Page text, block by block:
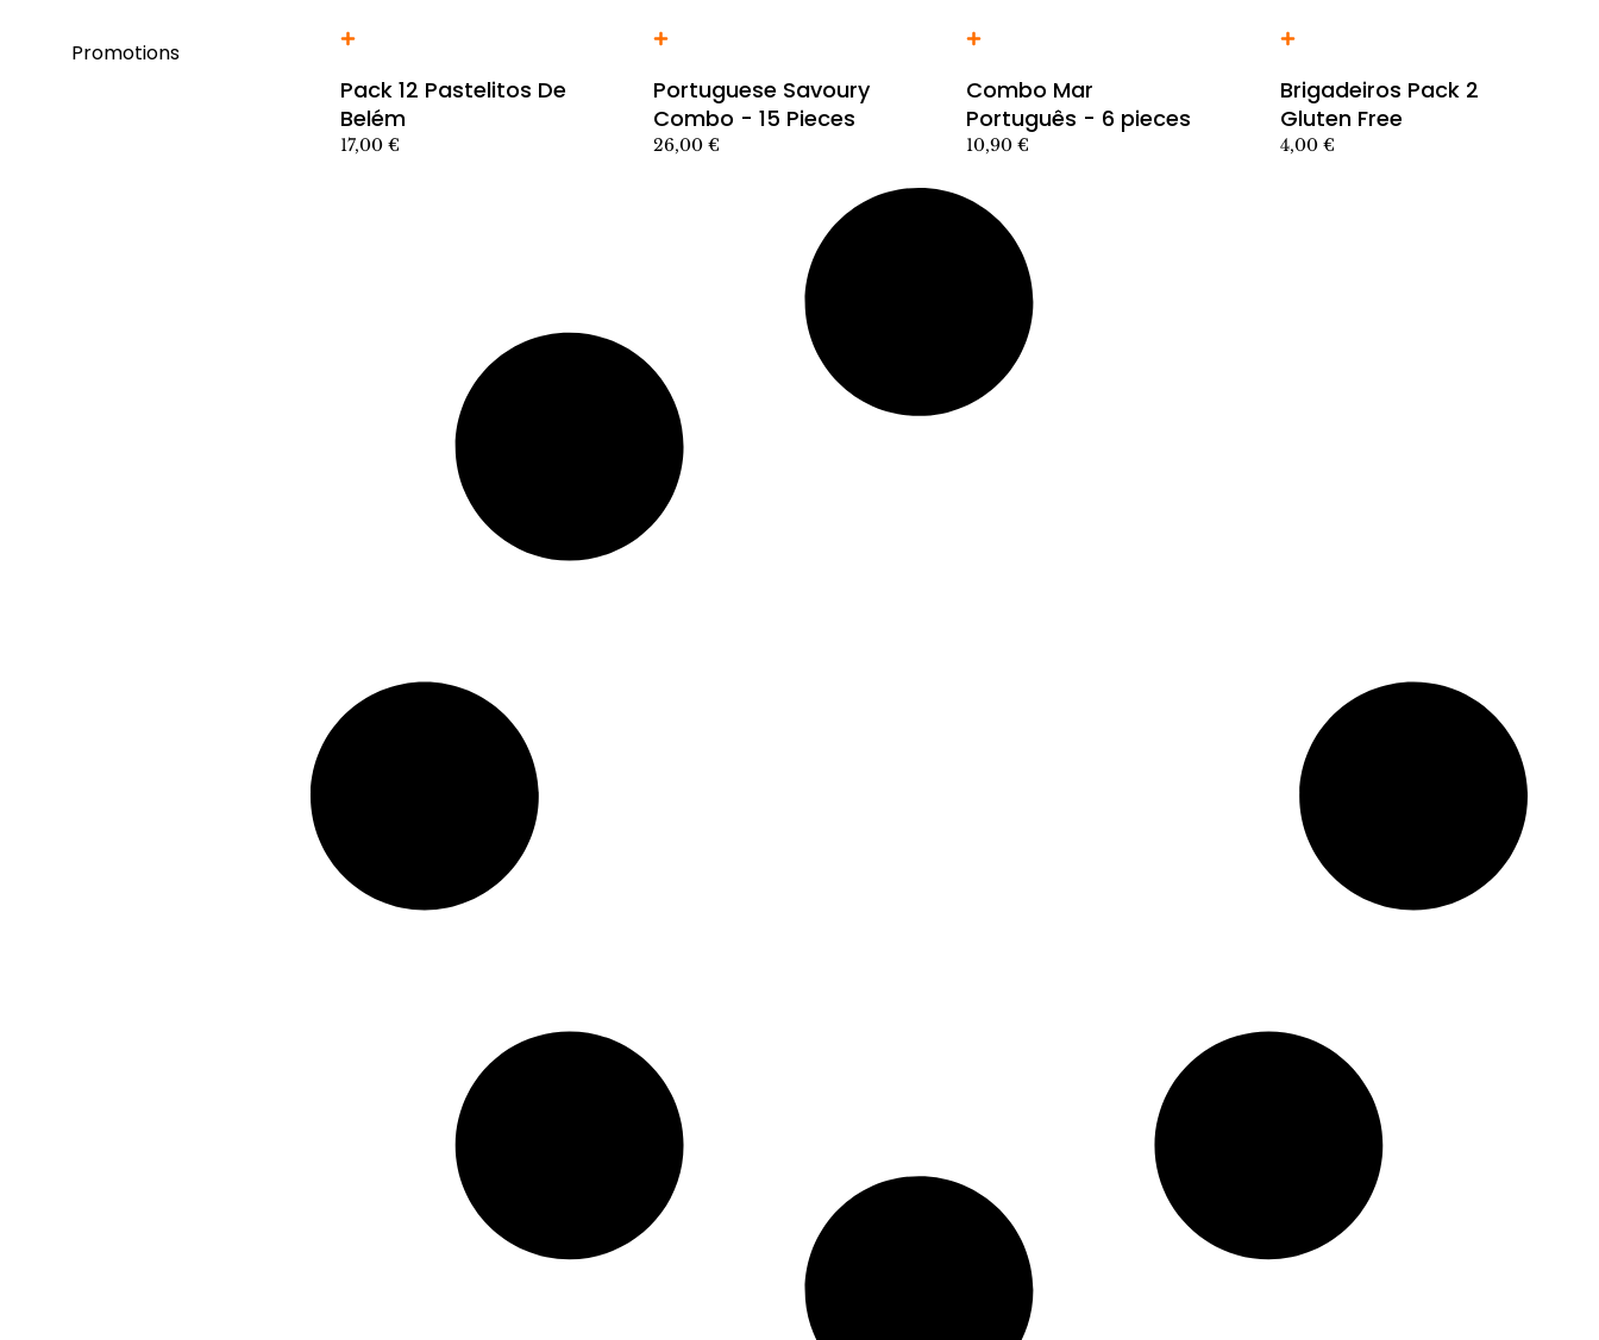
Promotions
Añadir al carrito producto
Pack 12 Pastelitos De
Belém
17,00 €
Añadir al carrito producto
Portuguese Savoury
Combo - 15 Pieces
26,00€
Añadir al carrito producto
Combo Mar
Português - 6 pieces
10,90€
Añadir al carrito producto
Brigadeiros Pack 2
Gluten Free
4,00 €